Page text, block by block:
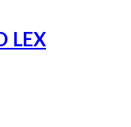
LEX